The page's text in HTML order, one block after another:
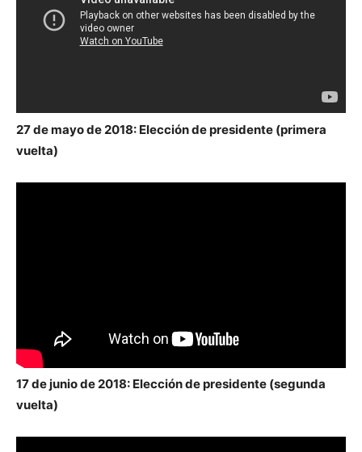
27 de mayo de 2018: Elección de presidente (primera
vuelta)
17 de junio de 2018: Elección de presidente (segunda
vuelta)